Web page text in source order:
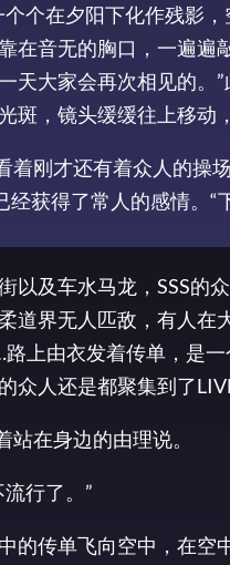
个在夕阳下化作残影
在音无的胸口，一遍
天大家会再次相见的
斑，镜头缓缓往上移动
着刚才还有着众人的
经获得了常人的感情。
以及车水马龙，SSS的
道界无人匹敌，有人
上由衣发着传单，是一
人还是都聚集到了
在身边的由理说。
行了。”
的传单飞向空中，在空